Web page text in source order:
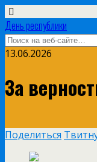
День республики
13.06.2026
За
Поделиться